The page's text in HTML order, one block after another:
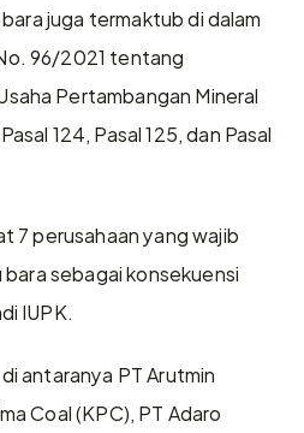
juga termaktub di dalam
96/2021 tentang
Pertambangan Mineral
124, Pasal 125, dan Pasal
7 perusahaan yang wajib
sebagai konsekuensi
IUPK.
antaranya PT Arutmin
Coal (KPC), PT Adaro